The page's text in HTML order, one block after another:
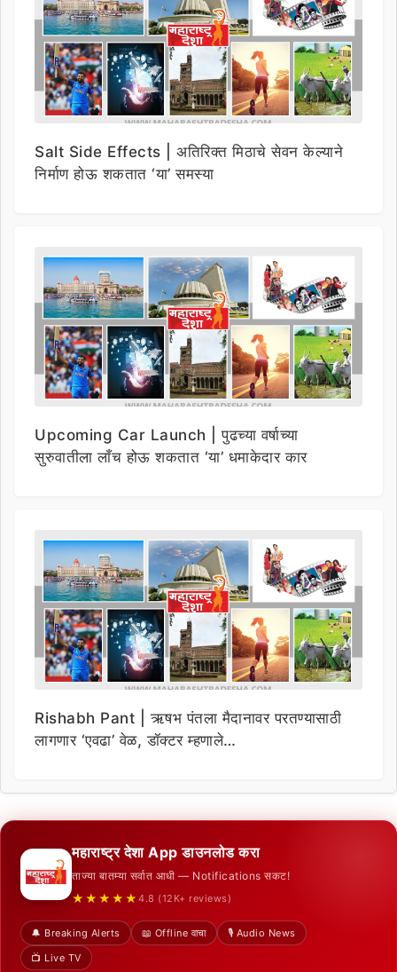
Salt Side Effects | अतिरिक्त मिठाचे सेवन केल्याने
निर्माण होऊ शकतात ‘या’ समस्या
Upcoming Car Launch | पुढच्या वर्षाच्या
सुरुवातीला लाँच होऊ शकतात ‘या’ धमाकेदार कार
Rishabh Pant | ऋषभ पंतला मैदानावर परतण्यासाठी
लागणार ‘एवढा’ वेळ, डॉक्टर म्हणाले…
महाराष्ट्र देशा App डाउनलोड करा
ताज्या बातम्या सर्वात आधी — Notifications सकट!
★★★★★ 4.8 (12K+ reviews)
🔔 Breaking Alerts 📖 Offline वाचा
🎙️ Audio News
📺 Live TV